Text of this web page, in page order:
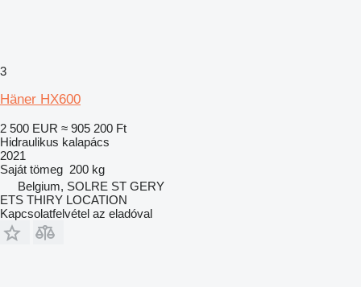
3
Häner HX600
2 500 EUR ≈ 905 200 Ft
Hidraulikus kalapács
2021
Saját tömeg 200 kg
Belgium, SOLRE ST GERY
ETS THIRY LOCATION
Kapcsolatfelvétel az eladóval